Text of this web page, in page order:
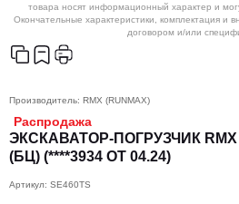
товара носят информационный характер и
Окончательные характеристики, комплектация и
договором и/или
Производитель: RMX (RUNMAX)
Распродажа
ЭКСКАВАТОР-ПОГРУЗЧИК RMX
(БЦ) (****3934 ОТ 04.24)
Артикул: SE460TS